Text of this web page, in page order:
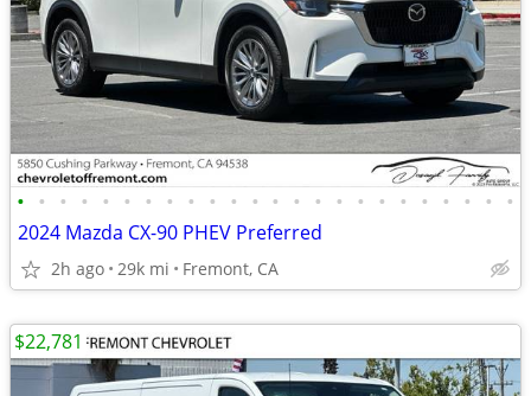
• • • • • • • • • • • • • • • • • • • • • • • •
2024 Mazda CX-90 PHEV Preferred
2h ago 29k mi Fremont, CA
$22,781